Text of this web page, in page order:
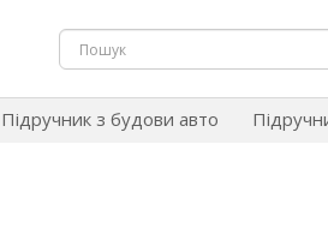
Підручник з будови авто